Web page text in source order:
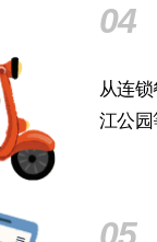
04
从连
江公园